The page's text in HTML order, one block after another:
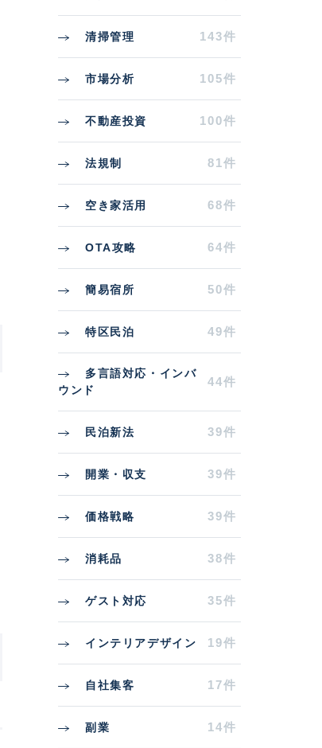
清掃管理 143件
市場分析 105件
不動産投資 100件
法規制 81件
空き家活用 68件
OTA攻略 64件
簡易宿所 50件
特区民泊 49件
多言語対応・インバ
ウンド
44件
民泊新法 39件
開業・収支 39件
価格戦略 39件
消耗品 38件
ゲスト対応 35件
インテリアデザイン 19件
自社集客 17件
副業 14件